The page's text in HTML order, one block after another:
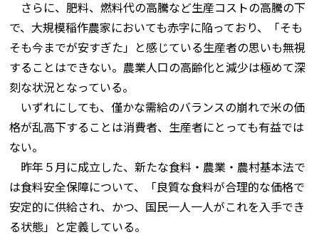
さらに、肥料、燃料代の高騰など生産コストの高騰の下
で、大規模稲作農家においても赤字に陥っており、「そも
そも今までが安すぎた」と感じている生産者の思いも無視
することはできない。農業人口の高齢化と減少は極めて深
刻な状況となっている。
いずれにしても、僅かな需給のバランスの崩れで米の価
格が乱高下することは消費者、生産者にとっても有益では
ない。
昨年５月に成立した、新たな食料・農業・農村基本法で
は食料安全保障について、「良質な食料が合理的な価格で
安定的に供給され、かつ、国民一人一人がこれを入手でき
る状態」と定義している。